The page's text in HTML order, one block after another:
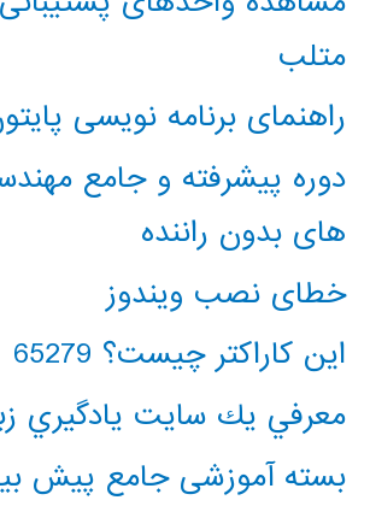
متلب
راهنمای برنامه نویسی
دوره پیشرفته و جامع
های بدون راننده
خطای نصب ویندوز
این کاراکتر چیست؟ 65279
معرفي يك سايت يادگيري
بسته آموزشی جامع پیش